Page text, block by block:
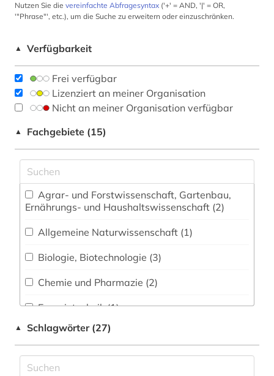
Nutzen Sie die vereinfachte Abfragesyntax ('+' = AND, '|' = OR,
'"Phrase"', etc.), um die Suche zu erweitern oder einzuschränken.
▲ Verfügbarkeit
Frei verfügbar
Lizenziert an meiner Organisation
Nicht an meiner Organisation verfügbar
▲ Fachgebiete (15)
Ernährungs- und Haushaltswissenschaft (2)
Allgemeine Naturwissenschaft (1)
Biologie, Biotechnologie (3)
Chemie und Pharmazie (2)
Energietechnik (1)
Geographie (1)
Gesundheitswissenschaften (12)
▲ Schlagwörter (27)